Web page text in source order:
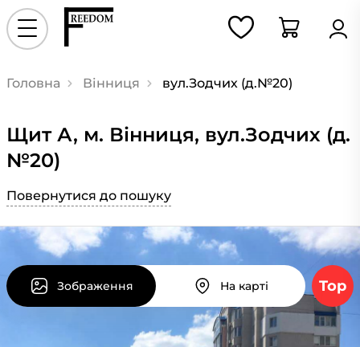
Головна Вінниця вул.Зодчих (д.№20)
Щит А, м. Вінниця, вул.Зодчих (д.
№20)
Повернутися до пошуку
Зображення На карті Top